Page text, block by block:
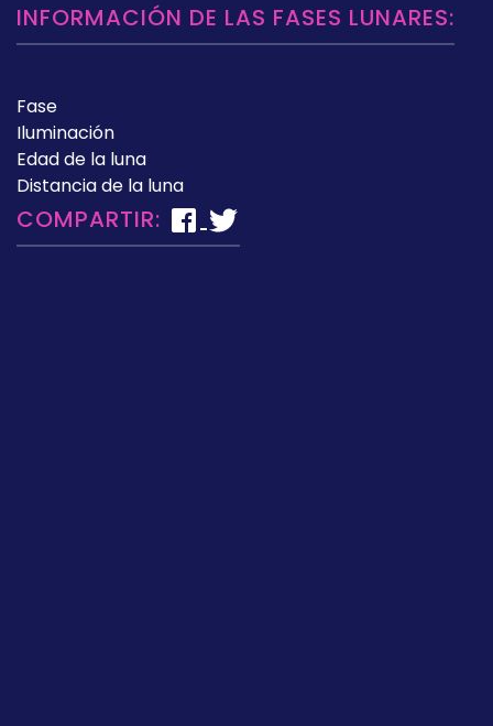
INFORMACIÓN DE LAS FASES LUNARES:
Fase
Iluminación
Edad de la luna
Distancia de la luna
COMPARTIR: